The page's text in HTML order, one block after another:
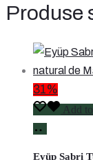
Produse
31%
Add
Eyüp Sabri